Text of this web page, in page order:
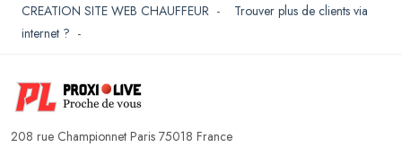
CREATION SITE WEB CHAUFFEUR - Trouver plus de clients via
internet ? -
208 rue Championnet Paris 75018 France